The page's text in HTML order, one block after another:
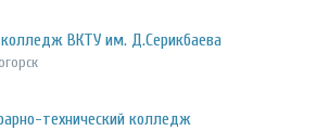
ВКТУ им. Д.Серикбаева
технический колледж